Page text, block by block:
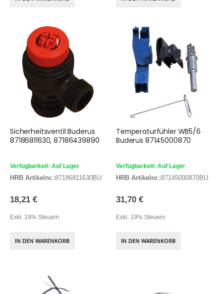
Sicherheitsventil Buderus
87186811630, 87186439890
Verfügbarkeit: Auf Lager
HRB Artikelnr.:87186811630BU
18,21 €
Exkl. 19% Steuern
IN DEN WARENKORB
Temperaturfühler WB5/6
Buderus 87145000870
Verfügbarkeit: Auf Lager
HRB Artikelnr.:87145000870BU
31,70 €
Exkl. 19% Steuern
IN DEN WARENKORB